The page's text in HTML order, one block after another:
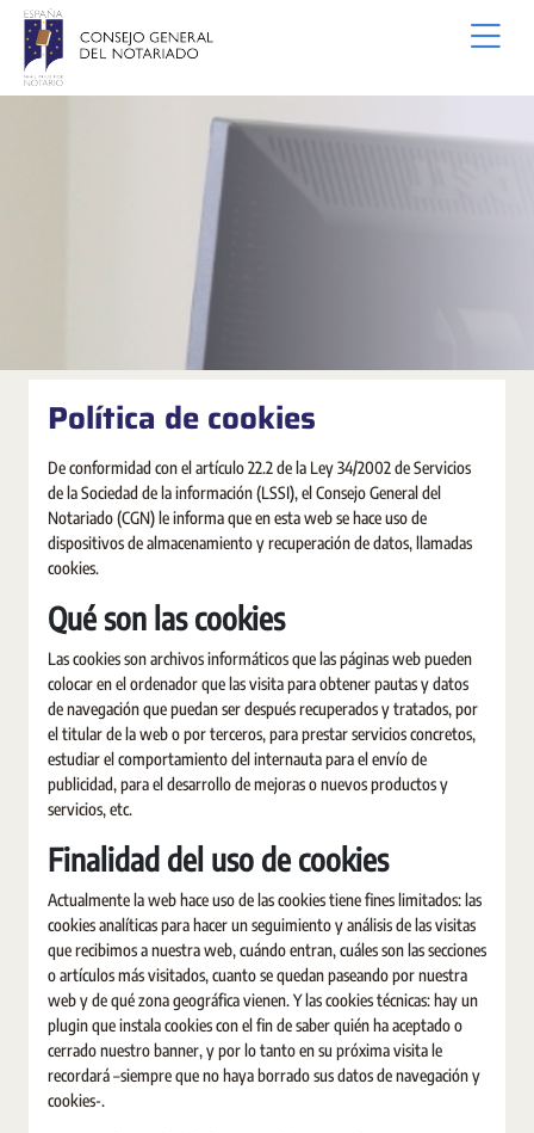
Ugrás a fő tartalomhoz
Política de cookies
De conformidad con el artículo 22.2 de la Ley 34/2002 de Servicios
de la Sociedad de la información (LSSI), el Consejo General del
Notariado (CGN) le informa que en esta web se hace uso de
dispositivos de almacenamiento y recuperación de datos, llamadas
cookies.
Qué son las cookies
Las cookies son archivos informáticos que las páginas web pueden
colocar en el ordenador que las visita para obtener pautas y datos
de navegación que puedan ser después recuperados y tratados, por
el titular de la web o por terceros, para prestar servicios concretos,
estudiar el comportamiento del internauta para el envío de
publicidad, para el desarrollo de mejoras o nuevos productos y
servicios, etc.
Finalidad del uso de cookies
Actualmente la web hace uso de las cookies tiene fines limitados: las
cookies analíticas para hacer un seguimiento y análisis de las visitas
que recibimos a nuestra web, cuándo entran, cuáles son las secciones
o artículos más visitados, cuanto se quedan paseando por nuestra
web y de qué zona geográfica vienen. Y las cookies técnicas: hay un
plugin que instala cookies con el fin de saber quién ha aceptado o
cerrado nuestro banner, y por lo tanto en su próxima visita le
recordará –siempre que no haya borrado sus datos de navegación y
cookies-.